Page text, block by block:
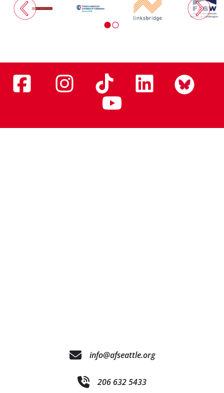
info@afseattle.org
206 632 5433